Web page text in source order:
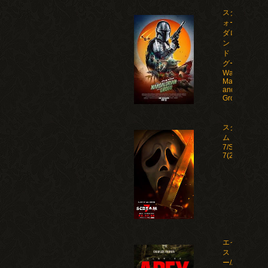
スター・ウ
ォーズ マン
ダロリア
ン・アン
ド・グロー
グー/Star
Wars: The
Mandalorian
and
Grogu(2026)
スクリー
ム
7/Scream
7(2026)
エイペック
ス・プレデタ
ー/